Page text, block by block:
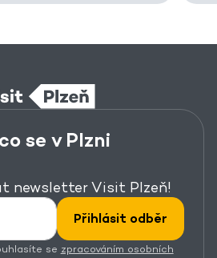
se v Plzni
newsletter Visit Plzeň!
Přihlásit odběr
se zpracováním osobních